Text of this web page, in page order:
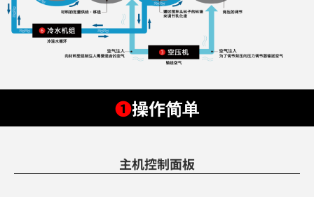
❶操作简单
主机控制面板